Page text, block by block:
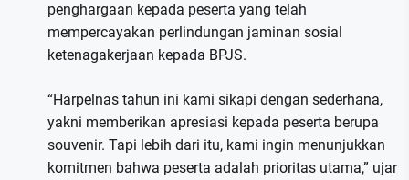
penghargaan kepada peserta yang telah
mempercayakan perlindungan jaminan sosial
ketenagakerjaan kepada BPJS.
“Harpelnas tahun ini kami sikapi dengan sederhana,
yakni memberikan apresiasi kepada peserta berupa
souvenir. Tapi lebih dari itu, kami ingin menunjukkan
komitmen bahwa peserta adalah prioritas utama,” ujar